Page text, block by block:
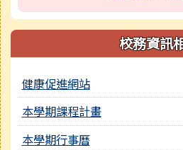
校務資訊
健康促進網站
本學期課程計畫
本學期行事曆